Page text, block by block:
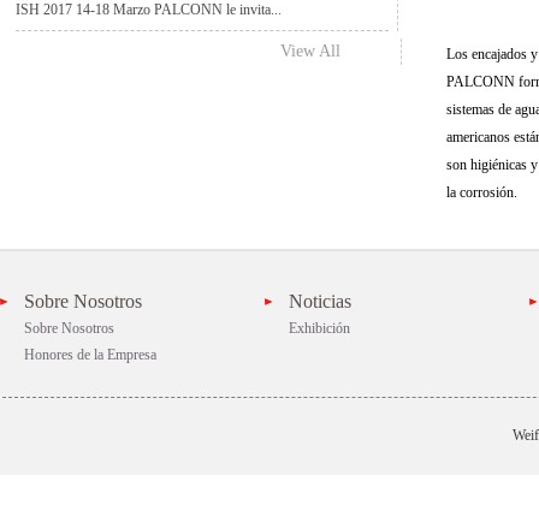
ISH 2017 14-18 Marzo PALCONN le invita...
View All
Los encajados
PALCONN
sistemas de
americanos
son higiénicas
la corrosión.
Sobre Nosotros
Sobre Nosotros
Honores de la Empresa
Noticias
Exhibición